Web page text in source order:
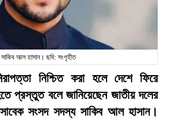
সাকিব আল হাসান। ছবি: সংগৃহীত
নিশ্চিত করা হলে দেশে ফিরে
প্রস্তুত বলে জানিয়েছেন জাতীয় দলের
সংসদ সদস্য সাকিব আল হাসান।